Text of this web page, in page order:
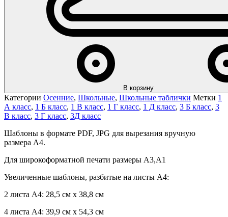
В корзину
Категории Осенние, Школьные, Школьные таблички Метки 1
А класс, 1 Б класс, 1 В класс, 1 Г класс, 1 Д класс, 3 Б класс, 3
В класс, 3 Г класс, 3Д класс
Шаблоны в формате PDF, JPG для вырезания вручную
размера А4.
Для широкоформатной печати размеры А3,А1
Увеличенные шаблоны, разбитые на листы А4:
2 листа А4: 28,5 см х 38,8 см
4 листа А4: 39,9 см х 54,3 см